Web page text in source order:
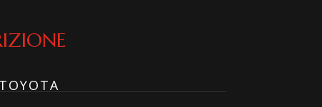
TOYOTA